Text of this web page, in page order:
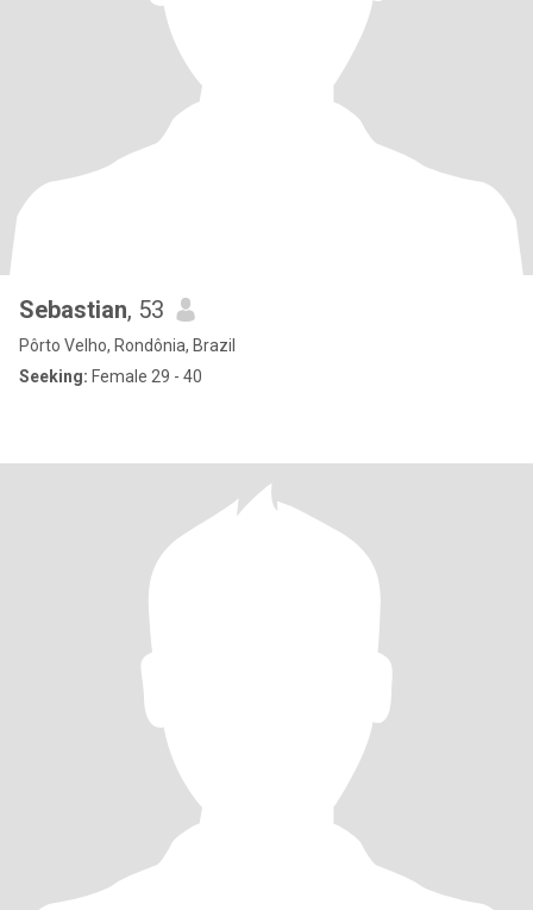
Sebastian, 53
Pôrto Velho, Rondônia, Brazil
Seeking: Female 29 - 40